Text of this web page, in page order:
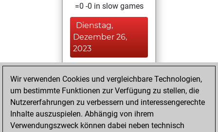
=0 -0 in slow games
Dienstag,
Dezember 26,
2023
your Fritz account
Fritz
created your Studies
account
Studies
Wir verwenden Cookies und vergleichbare Technologien,
um bestimmte Funktionen zur Verfügung zu stellen, die
Nutzererfahrungen zu verbessern und interessengerechte
Inhalte auszuspielen. Abhängig von ihrem
Verwendungszweck können dabei neben technisch